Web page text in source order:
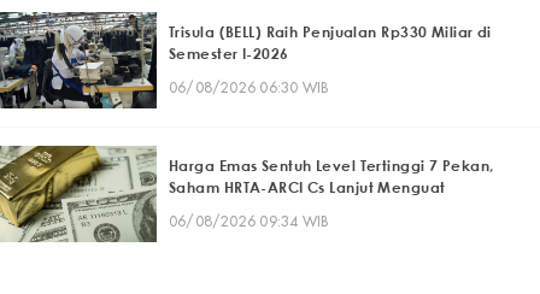
Trisula (BELL) Raih Penjualan Rp330 Miliar di
Semester I-2026
06/08/2026 06:30 WIB
Harga Emas Sentuh Level Tertinggi 7 Pekan,
Saham HRTA-ARCI Cs Lanjut Menguat
06/08/2026 09:34 WIB